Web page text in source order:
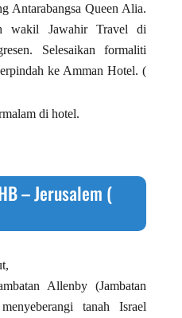
Antarabangsa Queen Alia.
wakil Jawahir Travel di
Selesaikan formaliti
ke Amman Hotel. (
di hotel.
– Jerusalem (
Allenby (Jambatan
tanah Israel